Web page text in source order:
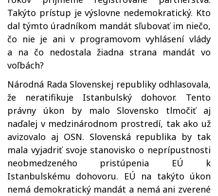
Takýto prístup je výslovne nedemokratický. Kto
dal týmto úradníkom mandát sľubovať im niečo,
čo nie je ani v programovom vyhlásení vlády
a na čo nedostala žiadna strana mandát vo
voľbách?
Národná Rada Slovenskej republiky odhlasovala,
že neratifikuje Istanbulský dohovor. Tento
právny úkon by malo Slovensko tlmočiť aj
naďalej v medzinárodnom prostredí, tak ako už
avizovalo aj OSN. Slovenská republika by tak
mala vyjadriť svoje stanovisko o neprípustnosti
neobmedzeného pristúpenia EÚ k
Istanbulskému dohovoru. EÚ na takýto úkon
nemá demokratický mandát a nemá ani zverené